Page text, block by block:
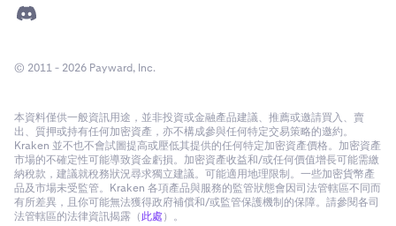
© 2011 - 2026 Payward, Inc.
本資料僅供一般資訊用途，並非投資或金融產品建議、推薦或邀請買入、賣
出、質押或持有任何加密資產，亦不構成參與任何特定交易策略的邀約。
Kraken 並不也不會試圖提高或壓低其提供的任何特定加密資產價格。加密資產
市場的不確定性可能導致資金虧損。加密資產收益和/或任何價值增長可能需繳
納稅款，建議就稅務狀況尋求獨立建議。可能適用地理限制。一些加密貨幣產
品及市場未受監管。Kraken 各項產品與服務的監管狀態會因司法管轄區不同而
有所差異，且你可能無法獲得政府補償和/或監管保護機制的保障。請參閱各司
法管轄區的法律資訊揭露（此處）。